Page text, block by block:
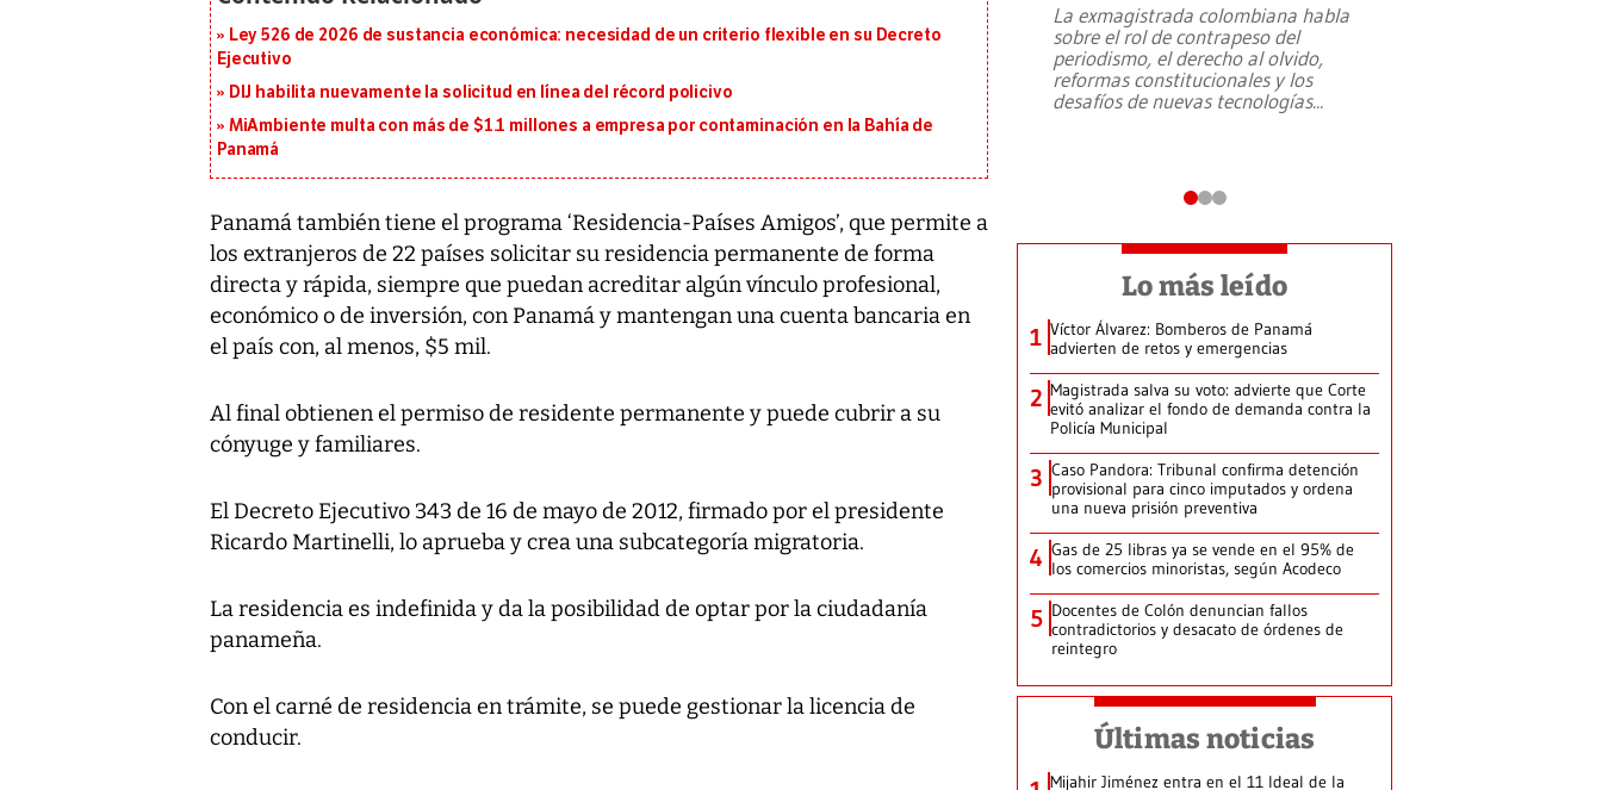
Ley 526 de 2026 de sustancia económica: necesidad de un criterio flexible en su Decreto
Ejecutivo
DIJ habilita nuevamente la solicitud en línea del récord policivo
MiAmbiente multa con más de $1.1 millones a empresa por contaminación en la Bahía de
Panamá
Panamá también tiene el programa ‘Residencia-Países Amigos’, que permite a
los extranjeros de 22 países solicitar su residencia permanente de forma
directa y rápida, siempre que puedan acreditar algún vínculo profesional,
económico o de inversión, con Panamá y mantengan una cuenta bancaria en
el país con, al menos, $5 mil.
Al final obtienen el permiso de residente permanente y puede cubrir a su
cónyuge y familiares.
El Decreto Ejecutivo 343 de 16 de mayo de 2012, firmado por el presidente
Ricardo Martinelli, lo aprueba y crea una subcategoría migratoria.
La residencia es indefinida y da la posibilidad de optar por la ciudadanía
panameña.
Con el carné de residencia en trámite, se puede gestionar la licencia de
conducir.
emergencia de gran...
La exmagistrada colombiana habla
sobre el rol de contrapeso del
periodismo, el derecho al olvido,
reformas constitucionales y los
desafíos de nuevas tecnologías...
Lo más leído
1 Víctor Álvarez: Bomberos de Panamá
advierten de retos y emergencias
2 Magistrada salva su voto: advierte que Corte
evitó analizar el fondo de demanda contra la
Policía Municipal
3 Caso Pandora: Tribunal confirma detención
provisional para cinco imputados y ordena
una nueva prisión preventiva
4 Gas de 25 libras ya se vende en el 95% de
los comercios minoristas, según Acodeco
5 Docentes de Colón denuncian fallos
contradictorios y desacato de órdenes de
reintegro
Últimas noticias
Mijahir Jiménez entra en el 11 Ideal de la